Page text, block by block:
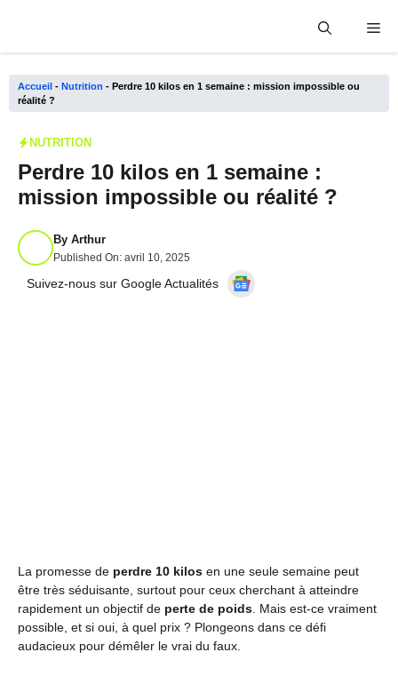
Accueil - Nutrition - Perdre 10 kilos en 1 semaine : mission impossible ou
réalité ?
NUTRITION
Perdre 10 kilos en 1 semaine :
mission impossible ou réalité ?
By Arthur
Published On: avril 10, 2025
Suivez-nous sur Google Actualités
La promesse de perdre 10 kilos en une seule semaine peut
être très séduisante, surtout pour ceux cherchant à atteindre
rapidement un objectif de perte de poids . Mais est-ce vraiment
possible, et si oui, à quel prix ? Plongeons dans ce défi
audacieux pour démêler le vrai du faux.